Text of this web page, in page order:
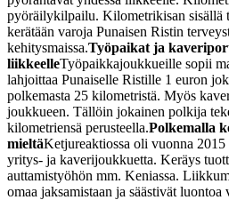
pyöräilykilpailu. Kilometrikisan sisällä
kerätään varoja Punaisen Ristin
kehitysmaissa.Työpaikat ja
liikkeelleTyöpaikkajoukkueille sopii
lahjoittaa Punaiselle Ristille 1 euron
polkemasta 25 kilometristä. Myös
joukkueen. Tällöin jokainen polkija
kilometriensä perusteella.Polkemalla
mieltäKetjureaktiossa oli vuonna
yritys- ja kaverijoukkuetta. Keräys
auttamistyöhön mm. Keniassa.
omaa jaksamistaan ja säästivät